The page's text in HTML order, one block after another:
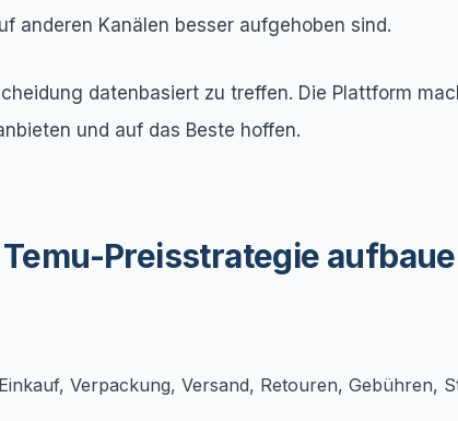
anderen Kanälen besser aufgehoben sind.
datenbasiert zu treffen. Die Plattform
und auf das Beste hoffen.
Preisstrategie
Einkauf, Verpackung, Versand, Retouren, Gebühren,